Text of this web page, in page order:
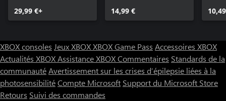
29,99 €+ 14,99 €
XBOX consoles Jeux XBOXXBOX Game Pass Accessoires XBOX
Actualités XBOXAssistance XBOXCommentaires Standards de la
communautéAvertissement sur les crises d’épilepsie liées à la
photosensibilitéCompte Microsoft Support du Microsoft Store
Retours Suivi des commandes